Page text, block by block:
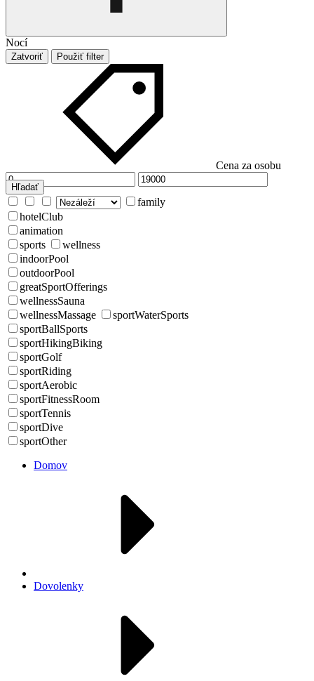
Nocí
Zatvoriť Použiť filter
Cena za osobu
Hľadať
family
hotelClub
animation
sports
wellness
indoorPool
outdoorPool
greatSportOfferings
wellnessSauna
wellnessMassage
sportWaterSports
sportBallSports
sportHikingBiking
sportGolf
sportRiding
sportAerobic
sportFitnessRoom
sportTennis
sportDive
sportOther
Domov
Dovolenky